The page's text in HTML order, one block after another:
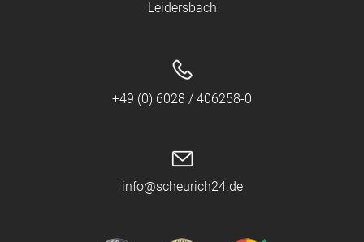
Leidersbach
+49 (0) 6028 / 406258-0
info@scheurich24.de